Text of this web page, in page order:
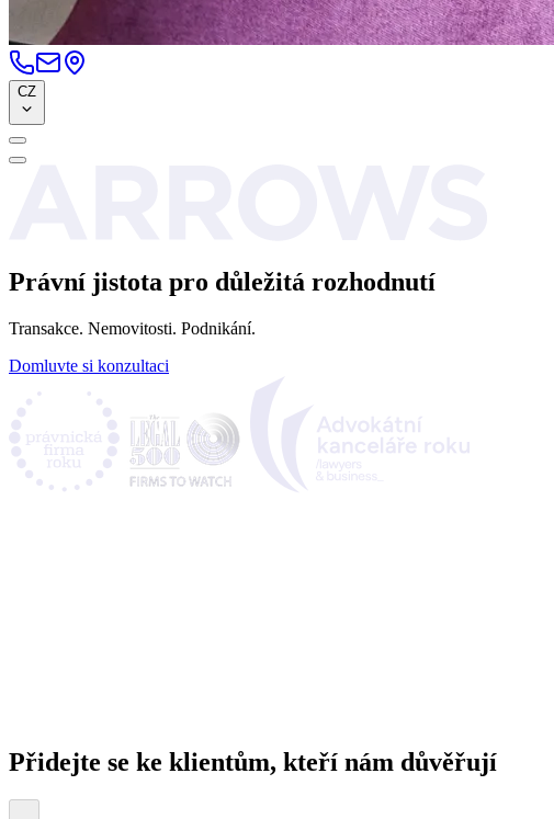
CZ
Právní jistota pro důležitá rozhodnutí
Transakce. Nemovitosti. Podnikání.
Domluvte si konzultaci
Přidejte se ke klientům, kteří nám důvěřují